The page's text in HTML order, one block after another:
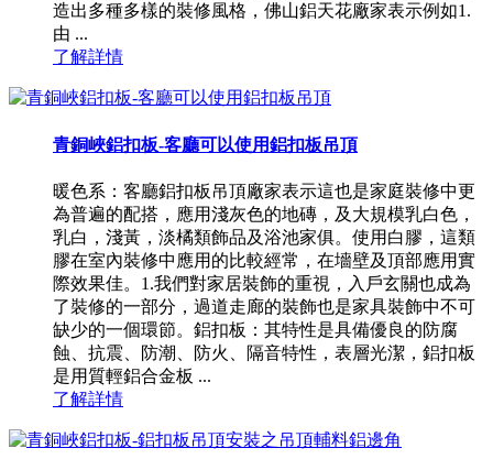
造出多種多樣的裝修風格，佛山鋁天花廠家表示例如1.
由 ...
了解詳情
青銅峽鋁扣板-客廳可以使用鋁扣板吊頂
暖色系：客廳鋁扣板吊頂廠家表示這也是家庭裝修中更
為普遍的配搭，應用淺灰色的地磚，及大規模乳白色，
乳白，淺黃，淡橘類飾品及浴池家俱。使用白膠，這類
膠在室內裝修中應用的比較經常，在墻壁及頂部應用實
際效果佳。1.我們對家居裝飾的重視，入戶玄關也成為
了裝修的一部分，過道走廊的裝飾也是家具裝飾中不可
缺少的一個環節。鋁扣板：其特性是具備優良的防腐
蝕、抗震、防潮、防火、隔音特性，表層光潔，鋁扣板
是用質輕鋁合金板 ...
了解詳情